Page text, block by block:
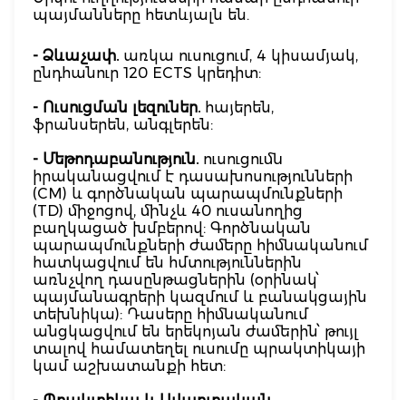
պայմանները հետևյալն են.
- Ձևաչափ. առկա ուսուցում, 4 կիսամյակ,
ընդհանուր 120 ECTS կրեդիտ:
- Ուսուցման լեզուներ. հայերեն,
ֆրանսերեն, անգլերեն:
- Մեթոդաբանություն. ուսուցումն
իրականացվում է դասախոսությունների
(CM) և գործնական պարապմունքների
(TD) միջոցով, մինչև 40 ուսանողից
բաղկացած խմբերով: Գործնական
պարապմունքների ժամերը հիմնականում
հատկացվում են հմտություններին
առնչվող դասընթացներին (օրինակ՝
պայմանագրերի կազմում և բանակցային
տեխնիկա): Դասերը հիմնականում
անցկացվում են երեկոյան ժամերին՝ թույլ
տալով համատեղել ուսումը պրակտիկայի
կամ աշխատանքի հետ: